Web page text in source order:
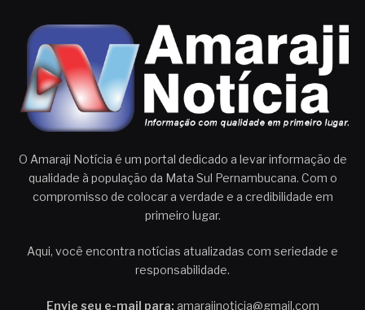
O Amaraji Notícia é um portal dedicado a levar informação de
qualidade à população da Mata Sul Pernambucana. Com o
compromisso de colocar a verdade e a credibilidade em
primeiro lugar.
Aqui, você encontra notícias atualizadas com seriedade e
responsabilidade.
Envie seu e-mail para: amarajinoticia@gmail.com